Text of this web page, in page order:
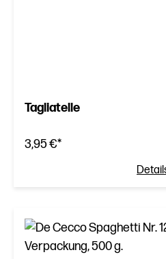
Tagliatelle
3,95 €*